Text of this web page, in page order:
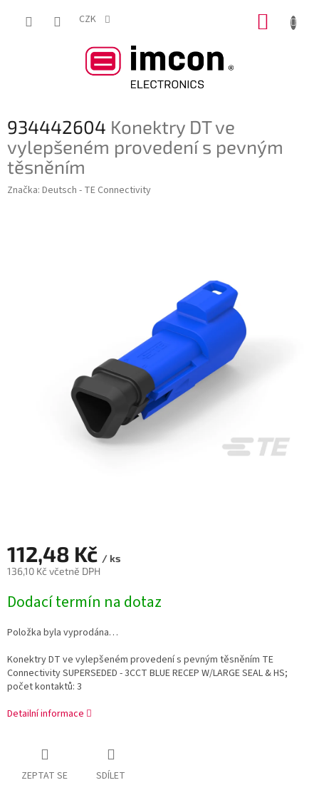
CZK
934442604 Konektry DT ve
vylepšeném provedení s pevným
těsněním
Značka: Deutsch - TE Connectivity
112,48 Kč / ks
136,10 Kč včetně DPH
cena:
Dodací termín na dotaz
Položka byla vyprodána…
Konektry DT ve vylepšeném provedení s pevným těsněním TE
Connectivity SUPERSEDED - 3CCT BLUE RECEP W/LARGE SEAL & HS;
počet kontaktů: 3
Detailní informace
ZEPTAT SE SDÍLET